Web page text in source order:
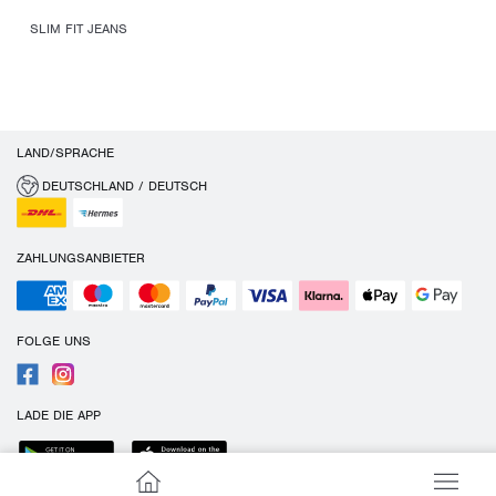
SLIM FIT JEANS
LAND/SPRACHE
DEUTSCHLAND / DEUTSCH
ZAHLUNGSANBIETER
FOLGE UNS
LADE DIE APP